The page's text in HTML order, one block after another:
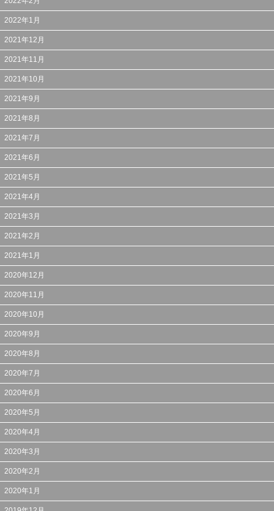
2022年1月
2021年12月
2021年11月
2021年10月
2021年9月
2021年8月
2021年7月
2021年6月
2021年5月
2021年4月
2021年3月
2021年2月
2021年1月
2020年12月
2020年11月
2020年10月
2020年9月
2020年8月
2020年7月
2020年6月
2020年5月
2020年4月
2020年3月
2020年2月
2020年1月